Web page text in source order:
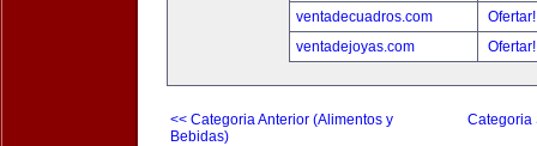
ventadecuadros.com
ventadejoyas.com
<< Categoria Anterior (Alimentos y
Bebidas)
Categoria